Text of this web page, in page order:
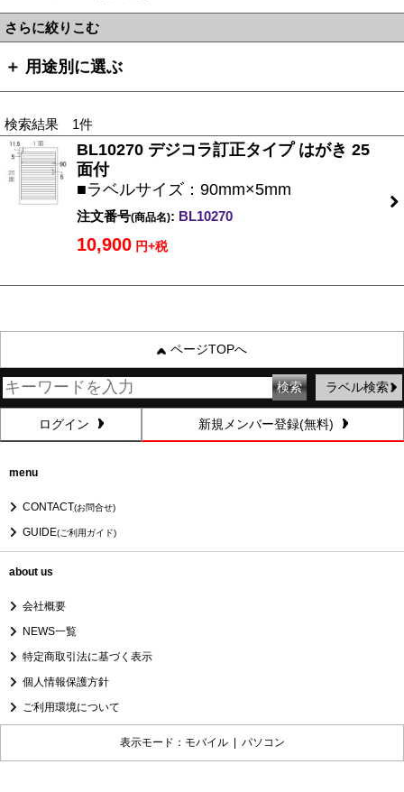
さらに絞りこむ
＋ 用途別に選ぶ
検索結果 1件
BL10270 デジコラ訂正タイプ はがき 25
面付
■ラベルサイズ：90mm×5mm
注文番号(商品名): BL10270
10,900 円+税
ページTOPへ
ラベル検索
ログイン 新規メンバー登録(無料)
menu
CONTACT(お問合せ)
GUIDE(ご利用ガイド)
about us
会社概要
NEWS一覧
特定商取引法に基づく表示
個人情報保護方針
ご利用環境について
表示モード：モバイル | パソコン